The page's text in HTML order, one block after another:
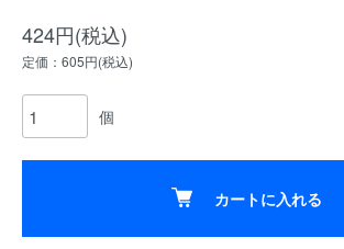
424円(税込)
定価：605円(税込)
個
カートに入れる